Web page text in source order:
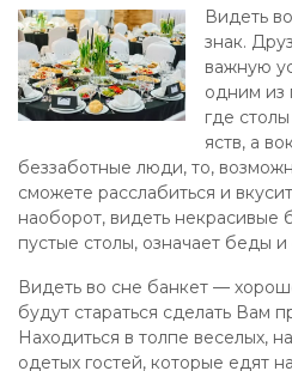
Видеть
знак.
важную
одним из
где
яств, а
беззаботные люди, то,
сможете расслабиться и
наоборот, видеть некрасивые
пустые столы, означает беды и
Видеть во сне банкет —
будут стараться сделать Вам
Находиться в толпе веселых,
одетых гостей, которые едят